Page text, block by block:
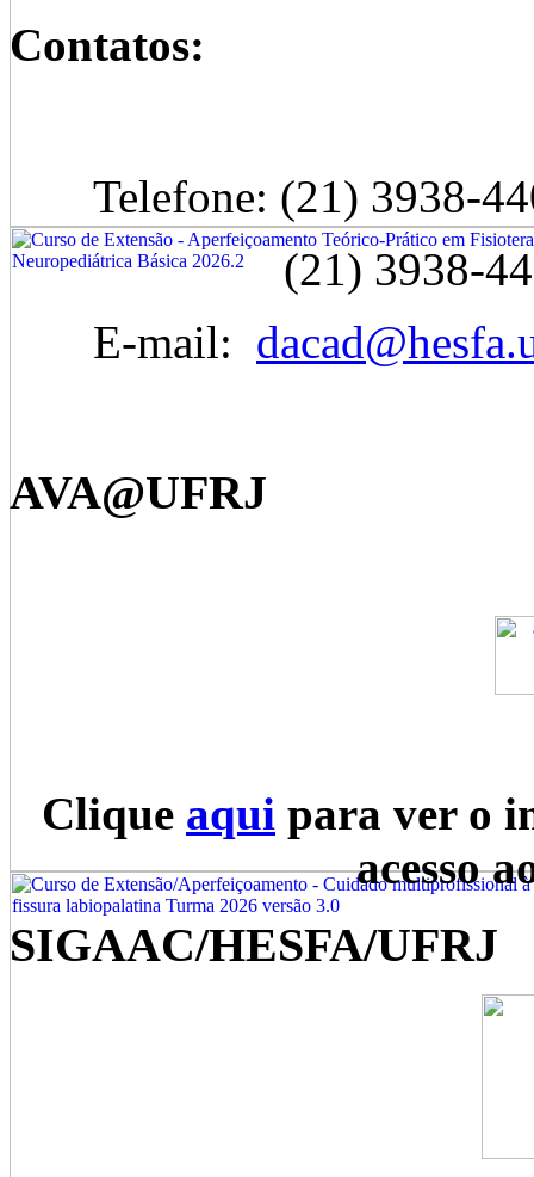
Contatos:
Telefone: (21) 3938-
(21) 3938-
E-mail:
AVA@UFRJ
Clique aqui para ver o
acesso
SIGAAC/HESFA/UFRJ